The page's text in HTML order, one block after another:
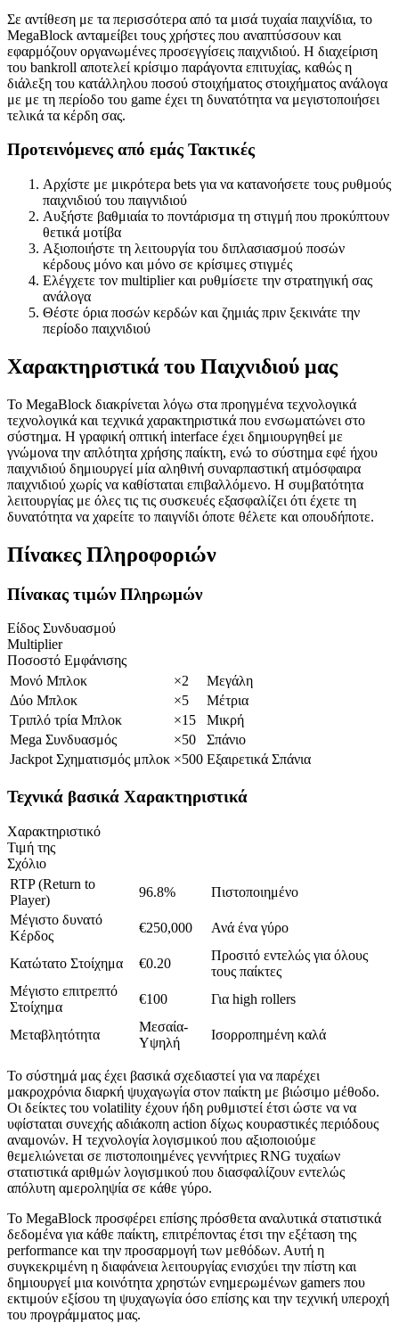
Σε αντίθεση με τα περισσότερα από τα μισά τυχαία παιχνίδια, το
MegaBlock ανταμείβει τους χρήστες που αναπτύσσουν και
εφαρμόζουν οργανωμένες προσεγγίσεις παιχνιδιού. Η διαχείριση
του bankroll αποτελεί κρίσιμο παράγοντα επιτυχίας, καθώς η
διάλεξη του κατάλληλου ποσού στοιχήματος στοιχήματος ανάλογα
με με τη περίοδο του game έχει τη δυνατότητα να μεγιστοποιήσει
τελικά τα κέρδη σας.
Προτεινόμενες από εμάς Τακτικές
Αρχίστε με μικρότερα bets για να κατανοήσετε τους ρυθμούς
παιχνιδιού του παιγνιδιού
Αυξήστε βαθμιαία το ποντάρισμα τη στιγμή που προκύπτουν
θετικά μοτίβα
Αξιοποιήστε τη λειτουργία του διπλασιασμού ποσών
κέρδους μόνο και μόνο σε κρίσιμες στιγμές
Ελέγχετε τον multiplier και ρυθμίσετε την στρατηγική σας
ανάλογα
Θέστε όρια ποσών κερδών και ζημιάς πριν ξεκινάτε την
περίοδο παιχνιδιού
Χαρακτηριστικά του Παιχνιδιού μας
Το MegaBlock διακρίνεται λόγω στα προηγμένα τεχνολογικά
τεχνολογικά και τεχνικά χαρακτηριστικά που ενσωματώνει στο
σύστημα. Η γραφική οπτική interface έχει δημιουργηθεί με
γνώμονα την απλότητα χρήσης παίκτη, ενώ το σύστημα εφέ ήχου
παιχνιδιού δημιουργεί μία αληθινή συναρπαστική ατμόσφαιρα
παιχνιδιού χωρίς να καθίσταται επιβαλλόμενο. Η συμβατότητα
λειτουργίας με όλες τις τις συσκευές εξασφαλίζει ότι έχετε τη
δυνατότητα να χαρείτε το παιγνίδι όποτε θέλετε και οπουδήποτε.
Πίνακες Πληροφοριών
Πίνακας τιμών Πληρωμών
Είδος Συνδυασμού
Multiplier
Ποσοστό Εμφάνισης
Μονό Μπλοκ
×2
Μεγάλη
Δύο Μπλοκ
×5
Μέτρια
Τριπλό τρία Μπλοκ
×15
Μικρή
Mega Συνδυασμός
×50
Σπάνιο
Jackpot Σχηματισμός μπλοκ ×500 Εξαιρετικά Σπάνια
Τεχνικά βασικά Χαρακτηριστικά
Χαρακτηριστικό
Τιμή της
Σχόλιο
RTP (Return to
Player)
96.8%
Πιστοποιημένο
Μέγιστο δυνατό
Κέρδος
€250,000 Ανά ένα γύρο
Κατώτατο Στοίχημα €0.20
Προσιτό εντελώς για όλους
τους παίκτες
Μέγιστο επιτρεπτό
Στοίχημα
€100 Για high rollers
Μεταβλητότητα
Μεσαία-
Υψηλή
Ισορροπημένη καλά
Το σύστημά μας έχει βασικά σχεδιαστεί για να παρέχει
μακροχρόνια διαρκή ψυχαγωγία στον παίκτη με βιώσιμο μέθοδο.
Οι δείκτες του volatility έχουν ήδη ρυθμιστεί έτσι ώστε να να
υφίσταται συνεχής αδιάκοπη action δίχως κουραστικές περιόδους
αναμονών. Η τεχνολογία λογισμικού που αξιοποιούμε
θεμελιώνεται σε πιστοποιημένες γεννήτριες RNG τυχαίων
στατιστικά αριθμών λογισμικού που διασφαλίζουν εντελώς
απόλυτη αμεροληψία σε κάθε γύρο.
Το MegaBlock προσφέρει επίσης πρόσθετα αναλυτικά στατιστικά
δεδομένα για κάθε παίκτη, επιτρέποντας έτσι την εξέταση της
performance και την προσαρμογή των μεθόδων. Αυτή η
συγκεκριμένη η διαφάνεια λειτουργίας ενισχύει την πίστη και
δημιουργεί μια κοινότητα χρηστών ενημερωμένων gamers που
εκτιμούν εξίσου τη ψυχαγωγία όσο επίσης και την τεχνική υπεροχή
του προγράμματος μας.